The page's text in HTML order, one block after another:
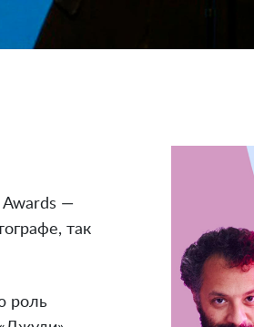
Awards —
так
роль